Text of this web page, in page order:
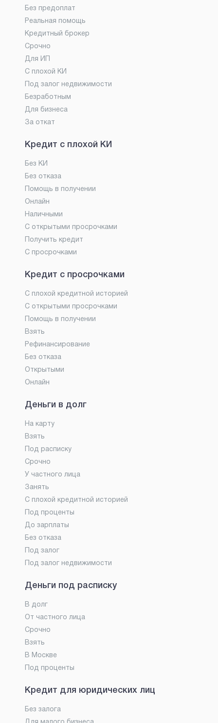
Без предоплат
Реальная помощь
Кредитный брокер
Срочно
Для ИП
С плохой КИ
Под залог недвижимости
Безработным
Для бизнеса
За откат
Кредит с плохой КИ
Без КИ
Без отказа
Помощь в получении
Онлайн
Наличными
С открытыми просрочками
Получить кредит
С просрочками
Кредит с просрочками
С плохой кредитной историей
С открытыми просрочками
Помощь в получении
Взять
Рефинансирование
Без отказа
Открытыми
Онлайн
Деньги в долг
На карту
Взять
Под расписку
Срочно
У частного лица
Занять
С плохой кредитной историей
Под проценты
До зарплаты
Без отказа
Под залог
Под залог недвижимости
Деньги под расписку
В долг
От частного лица
Срочно
Взять
В Москве
Под проценты
Кредит для юридических лиц
Без залога